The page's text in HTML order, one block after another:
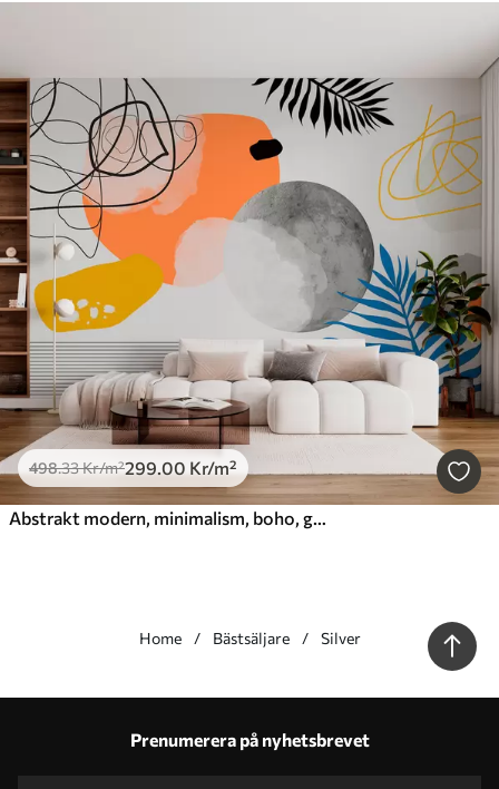
498.33Kr/m²299.00 Kr/m²
Abstrakt modern, minimalism, boho, geometri, akvarellfläckar, fullmåne, palmbladssiluett, topografi, krånglighet, orange, gul, grå
Home Bästsäljare Silver
Produktion enligt individuella storlekarPrenumerera på nyhetsbrevet